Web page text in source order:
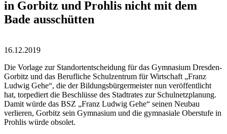
in Gorbitz und Prohlis nicht mit dem
Bade ausschütten
16.12.2019
Die Vorlage zur Standortentscheidung für das Gymnasium Dresden-
Gorbitz und das Berufliche Schulzentrum für Wirtschaft „Franz
Ludwig Gehe“, die der Bildungsbürgermeister nun veröffentlicht
hat, torpediert die Beschlüsse des Stadtrates zur Schulnetzplanung.
Damit würde das BSZ „Franz Ludwig Gehe“ seinen Neubau
verlieren, Gorbitz sein Gymnasium und die gymnasiale Oberstufe in
Prohlis würde obsolet.